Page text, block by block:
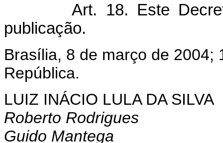
Art. 18. Este Decreto
publicação.
Brasília, 8 de março de 2004;
República.
LUIZ INÁCIO LULA DA SILVA
Roberto Rodrigues
Guido Mantega